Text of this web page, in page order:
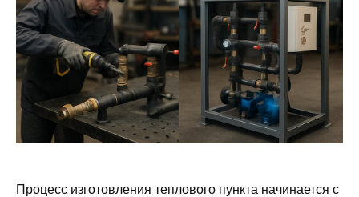
Процесс изготовления теплового пункта начинается с